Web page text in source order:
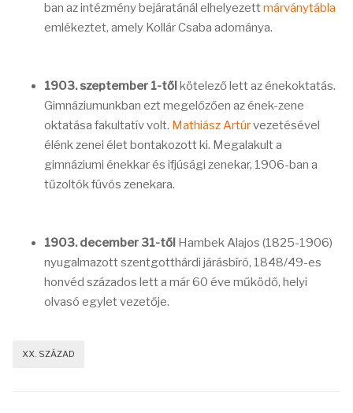
ban az intézmény bejáratánál elhelyezettmárványtábla
emlékeztet, amely Kollár Csaba adománya.
1903. szeptember 1-tőlkötelező lett az énekoktatás.
Gimnáziumunkban ezt megelőzően az ének-zene
oktatása fakultatív volt. Mathiász Artúrvezetésével
élénk zenei élet bontakozott ki. Megalakult a
gimnáziumi énekkar és ifjúsági zenekar, 1906-ban a
tűzoltók fúvós zenekara.
1903. december 31-től Hambek Alajos (1825-1906)
nyugalmazott szentgotthárdi járásbíró, 1848/49-es
honvéd százados lett a már 60 éve működő, helyi
olvasó egylet vezetője.
XX. SZÁZAD